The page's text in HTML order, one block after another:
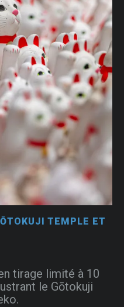
TEMPLE ET
tirage limité à 10
le Gōtokuji